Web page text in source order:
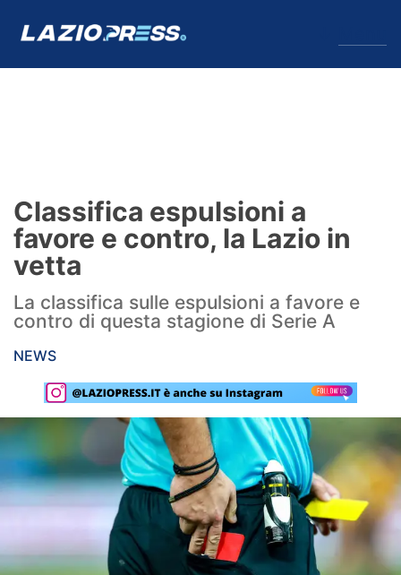
Formello
Infortuni
Primavera
Calciomercato
Lazio Women
Rassegna Lazio
Social
Calcio
Serie A
Classifica espulsioni a
favore e contro, la Lazio in
vetta
La classifica sulle espulsioni a favore e
contro di questa stagione di Serie A
NEWS